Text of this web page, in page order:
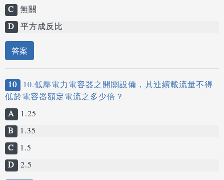
C 無關
D 平方成反比
答案
10 10.低壓電力電容器之開關設備，其連續載流量不得
低於電容器額定電流之多少倍？
A
1.25
B
1.35
C
1.5
D 2.5